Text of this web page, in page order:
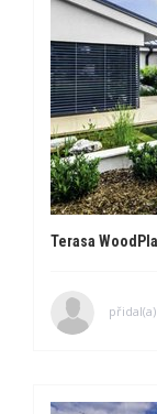
přidal(a)